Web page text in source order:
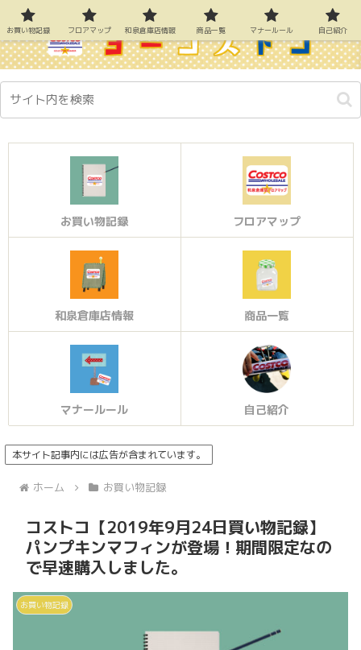
お買い物記録 フロアマップ
和泉倉庫店情報 商品一覧
マナールール 自己紹介
本サイト記事内には広告が含まれています。
ホーム お買い物記録
コストコ【2019年9月24日買い物記録】
パンプキンマフィンが登場！期間限定なの
で早速購入しました。
お買い物記録
お買い物記録 フロアマップ 和泉倉庫店情報 商品一覧 マナールール 自己紹介